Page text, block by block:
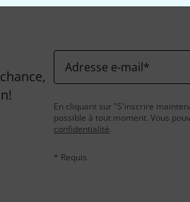
Adresse e-mail*
En cliquant sur "S'inscrire
possible à tout moment. Vous
confidentialité.
* Requis